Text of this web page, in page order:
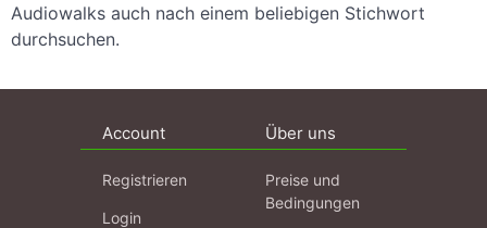
Audiowalks auch nach einem beliebigen Stichwort
durchsuchen.
Account
Registrieren
Login
Über uns
Preise und
Bedingungen